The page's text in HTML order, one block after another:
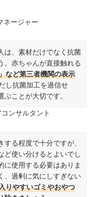
ネージャー
は、素材だけでなく抗菌
。赤ちゃんが直接触れる
など第三者機関の表示
し抗菌加工を過信せ
ことが大切です。
ンサルタント
る程度で十分ですが、
ど使い分けるとよいでし
に使用する必要はありま
、過剰に気にしすぎない
りやすいゴミやおやつ